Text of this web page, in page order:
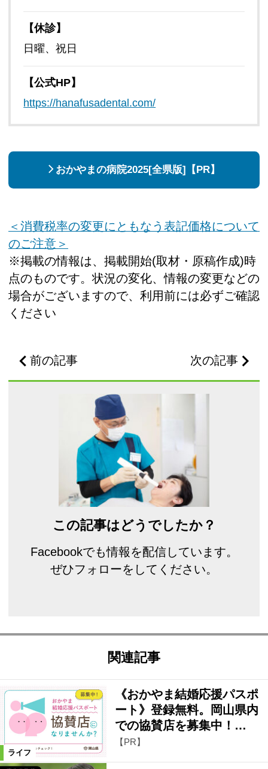
【休診】
日曜、祝日
【公式HP】
https://hanafusadental.com/
おかやまの病院2025[全県版]【PR】
＜消費税率の変更にともなう表記価格について
のご注意＞
※掲載の情報は、掲載開始(取材・原稿作成)時
点のものです。状況の変化、情報の変更などの
場合がございますので、利用前には必ずご確認
ください
前の記事 次の記事
この記事はどうでしたか？
Facebookでも情報を配信しています。
ぜひフォローをしてください。
関連記事
ライフ
《おかやま結婚応援パスポ
ート》登録無料。岡山県内
での協賛店を募集中！…
【PR】